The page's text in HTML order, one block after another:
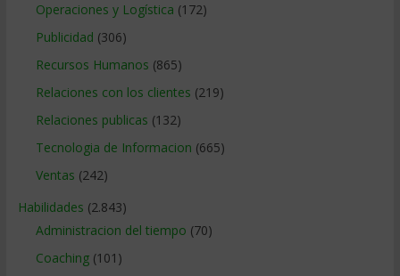
Operaciones y Logística (172)
Publicidad (306)
Recursos Humanos (865)
Relaciones con los clientes (219)
Relaciones publicas (132)
Tecnologia de Informacion (665)
Ventas (242)
Habilidades (2.843)
Administracion del tiempo (70)
Coaching(101)